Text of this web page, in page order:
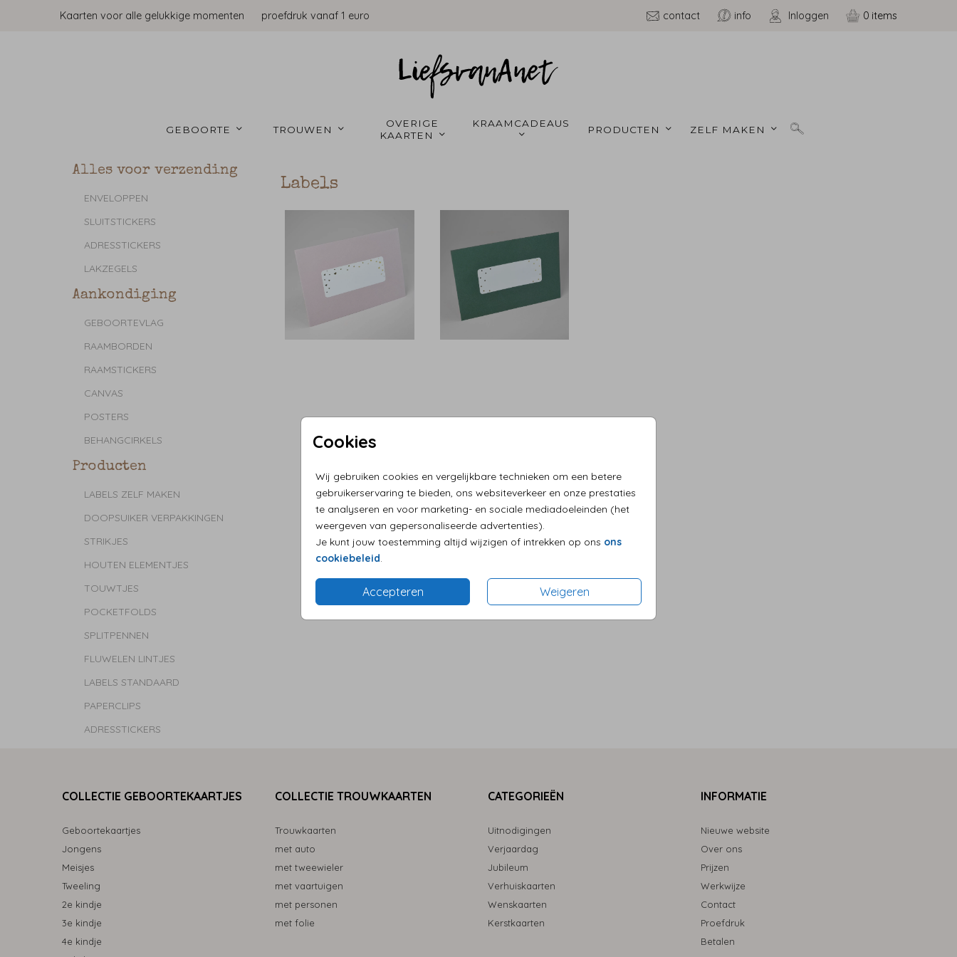
Kaarten voor alle gelukkige momenten proefdruk vanaf 1 euro contact info Inloggen 0
GEBOORTE TROUWEN
OVERIGE
KAARTEN
PRODUCTEN ZELF MAKEN
Cookies
Wij gebruiken cookies en vergelijkbare technieken om een betere
gebruikerservaring te bieden, ons websiteverkeer en onze prestaties
te analyseren en voor marketing- en sociale mediadoeleinden (het
weergeven van gepersonaliseerde advertenties).
Je kunt jouw toestemming altijd wijzigen of intrekken op ons ons
cookiebeleid.
Accepteren Weigeren
Alles voor verzending
ENVELOPPEN
SLUITSTICKERS
ADRESSTICKERS
LAKZEGELS
Aankondiging
GEBOORTEVLAG
RAAMBORDEN
RAAMSTICKERS
CANVAS
POSTERS
BEHANGCIRKELS
Producten
LABELS ZELF MAKEN
DOOPSUIKER VERPAKKINGEN
STRIKJES
HOUTEN ELEMENTJES
TOUWTJES
POCKETFOLDS
SPLITPENNEN
FLUWELEN LINTJES
LABELS STANDAARD
PAPERCLIPS
ADRESSTICKERS
Labels
COLLECTIE GEBOORTEKAARTJES
Geboortekaartjes
Jongens
Meisjes
Tweeling
2e kindje
3e kindje
4e kindje
COLLECTIE TROUWKAARTEN
Trouwkaarten
met auto
met tweewieler
met vaartuigen
met personen
met folie
CATEGORIEËN
Uitnodigingen
Verjaardag
Jubileum
Verhuiskaarten
Wenskaarten
Kerstkaarten
INFORMATIE
Nieuwe website
Over ons
Prijzen
Werkwijze
Contact
Proefdruk
Betalen